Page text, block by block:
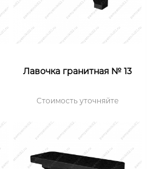
Лавочка гранитная № 13
Стоимость уточняйте